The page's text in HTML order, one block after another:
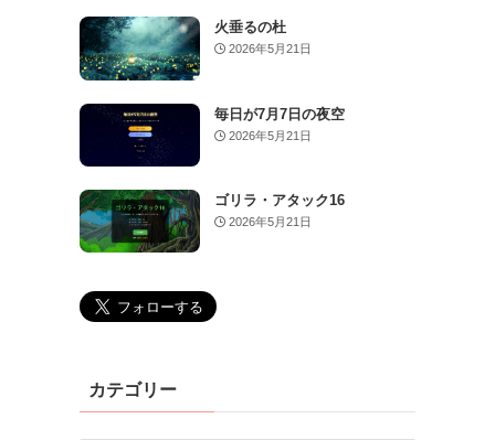
火垂るの杜
2026年5月21日
毎日が7月7日の夜空
2026年5月21日
ゴリラ・アタック16
2026年5月21日
カテゴリー